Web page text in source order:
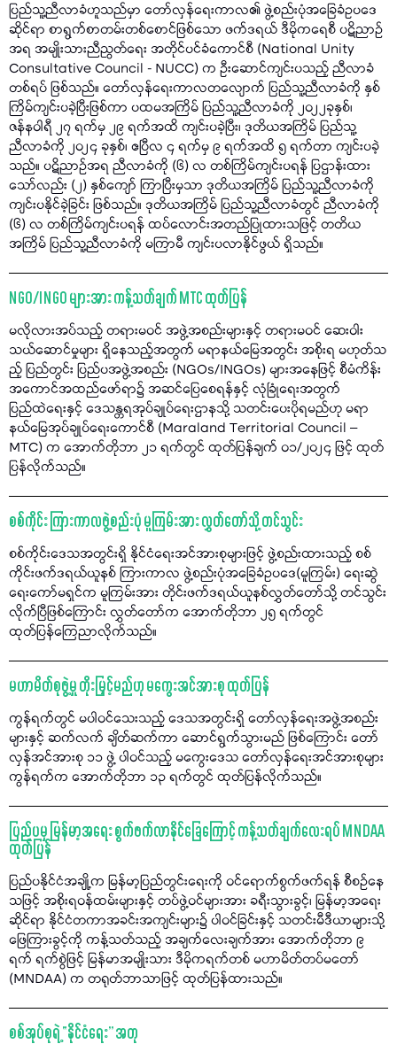
ပြည်သူ့ညီလာခံဟူသည်မှာ တော်လှန်ရေးကာလ၏ ဖွဲ့စည်းပုံအခြေခံဥပဒေ
ဆိုင်ရာ စာရွက်စာတမ်းတစ်စောင်ဖြစ်သော ဖက်ဒရယ် ဒီမိုကရေစီ ပဋိညာဉ်
အရ အမျိုးသားညီညွတ်ရေး အတိုင်ပင်ခံကောင်စီ (National Unity
Consultative Council - NUCC) က ဦးဆောင်ကျင်းပသည့် ညီလာခံ
တစ်ရပ် ဖြစ်သည်။ တော်လှန်ရေးကာလတလျောက် ပြည်သူ့ညီလာခံကို နှစ်
ကြိမ်ကျင်းပခဲ့ပြီးဖြစ်ကာ ပထမအကြိမ် ပြည်သူ့ညီလာခံကို ၂၀၂၂ခုနှစ်၊
ဇန်နဝါရီ ၂၇ ရက်မှ ၂၉ ရက်အထိ ကျင်းပခဲ့ပြီး၊ ဒုတိယအကြိမ် ပြည်သူ့
ညီလာခံကို ၂၀၂၄ ခုနှစ်၊ ဧပြီလ ၄ ရက်မှ ၉ ရက်အထိ ၅ ရက်တာ ကျင်းပခဲ့
သည်။ ပဋိညာဉ်အရ ညီလာခံကို (၆) လ တစ်ကြိမ်ကျင်းပရန် ပြဌာန်းထား
သော်လည်း (၂) နှစ်ကျော် ကြာပြီးမှသာ ဒုတိယအကြိမ် ပြည်သူ့ညီလာခံကို
ကျင်းပနိုင်ခဲ့ခြင်း ဖြစ်သည်။ ဒုတိယအကြိမ် ပြည်သူ့ညီလာခံတွင် ညီလာခံကို
(၆) လ တစ်ကြိမ်ကျင်းပရန် ထပ်လောင်းအတည်ပြုထားသဖြင့် တတိယ
အကြိမ် ပြည်သူ့ညီလာခံကို မကြာမီ ကျင်းပလာနိုင်ဖွယ် ရှိသည်။
NGO/INGO များအား ကန့်သတ်ချက် MTC ထုတ်ပြန်
မလိုလားအပ်သည့် တရားမဝင် အဖွဲ့အစည်းများနှင့် တရားမဝင် ဆေးဝါး
သယ်ဆောင်မှုများ ရှိနေသည့်အတွက် မရာနယ်မြေအတွင်း အစိုးရ မဟုတ်သ
ည့် ပြည်တွင်း ပြည်ပအဖွဲ့အစည်း (NGOs/INGOs) များအနေဖြင့် စီမံကိန်း
အကောင်အထည်ဖော်ရာ၌ အဆင်ပြေစေရန်နှင့် လုံခြုံရေးအတွက်
ပြည်ထဲရေးနှင့် ဒေသန္တရအုပ်ချုပ်ရေးဌာနသို့ သတင်းပေးပိုရမည်ဟု မရာ
နယ်မြေအုပ်ချုပ်ရေးကောင်စီ (Maraland Territorial Council –
MTC) က အောက်တိုဘာ ၂၁ ရက်တွင် ထုတ်ပြန်ချက် ၀၁/၂၀၂၄ ဖြင့် ထုတ်
ပြန်လိုက်သည်။
စစ်ကိုင်း ကြားကာလဖွဲ့စည်းပုံ မူကြမ်းအား လွှတ်တော်သို့ တင်သွင်း
စစ်ကိုင်းဒေသအတွင်းရှိ နိုင်ငံရေးအင်အားစုများဖြင့် ဖွဲ့စည်းထားသည့် စစ်
ကိုင်းဖက်ဒရယ်ယူနစ် ကြားကာလ ဖွဲ့စည်းပုံအခြေခံဥပဒေ(မူကြမ်း) ရေးဆွဲ
ရေးကော်မရှင်က မူကြမ်းအား တိုင်းဖက်ဒရယ်ယူနစ်လွှတ်တော်သို့ တင်သွင်း
လိုက်ပြီဖြစ်ကြောင်း လွှတ်တော်က အောက်တိုဘာ ၂၅ ရက်တွင်
ထုတ်ပြန်ကြေညာလိုက်သည်။
မဟာမိတ်စုဖွဲ့မှု တိုးမြှင့်မည်ဟု မကွေးအင်အားစု ထုတ်ပြန်
ကွန်ရက်တွင် မပါဝင်သေးသည့် ဒေသအတွင်းရှိ တော်လှန်ရေးအဖွဲ့အစည်း
များနှင့် ဆက်လက် ချိတ်ဆက်ကာ ဆောင်ရွက်သွားမည် ဖြစ်ကြောင်း တော်
လှန်အင်အားစု ၁၁ ဖွဲ့ ပါဝင်သည့် မကွေးဒေသ တော်လှန်ရေးအင်အားစုများ
ကွန်ရက်က အောက်တိုဘာ ၁၃ ရက်တွင် ထုတ်ပြန်လိုက်သည်။
ပြည်ပမှ မြန်မာ့အရေး စွက်ဖက်လာနိုင်ခြေကြောင့် ကန့်သတ်ချက်လေးရပ် MNDAA
ထုတ်ပြန်
ပြည်ပနိုင်ငံအချို့က မြန်မာ့ပြည်တွင်းရေးကို ဝင်ရောက်စွက်ဖက်ရန် စီစဉ်နေ
သဖြင့် အစိုးရဝန်ထမ်းများနှင့် တပ်ဖွဲ့ဝင်များအား ခရီးသွားခွင့်၊ မြန်မာ့အရေး
ဆိုင်ရာ နိုင်ငံတကာအခင်းအကျင်းများ၌ ပါဝင်ခြင်းနှင့် သတင်းမီဒီယာများသို့
ဖြေကြားခွင့်ကို ကန့်သတ်သည့် အချက်လေးချက်အား အောက်တိုဘာ ၉
ရက် ရက်စွဲဖြင့် မြန်မာအမျိုးသား ဒီမိုကရက်တစ် မဟာမိတ်တပ်မတော်
(MNDAA) က တရုတ်ဘာသာဖြင့် ထုတ်ပြန်ထားသည်။
စစ်အုပ်စုရဲ့ “နိုင်ငံရေး” အတု